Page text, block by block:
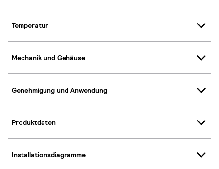
Temperatur
Mechanik und Gehäuse
Genehmigung und Anwendung
Produktdaten
Installationsdiagramme